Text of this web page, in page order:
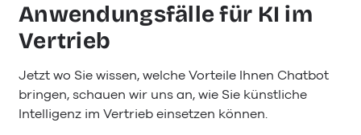
Anwendungsfälle für KI im
Vertrieb
Jetzt wo Sie wissen, welche Vorteile Ihnen Chatbot
bringen, schauen wir uns an, wie Sie künstliche
Intelligenz im Vertrieb einsetzen können.